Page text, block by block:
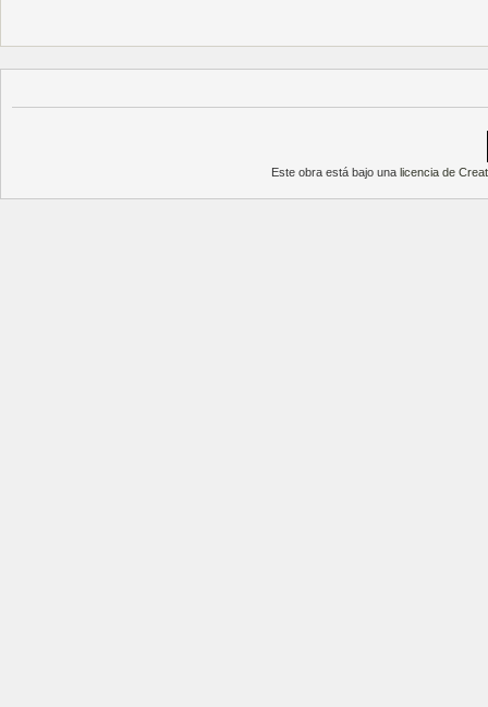
Este obra está bajo unalicencia de